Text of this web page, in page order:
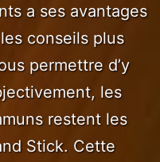
a ses avantages
conseils plus
permettre d’y
les
restent les
Stick. Cette